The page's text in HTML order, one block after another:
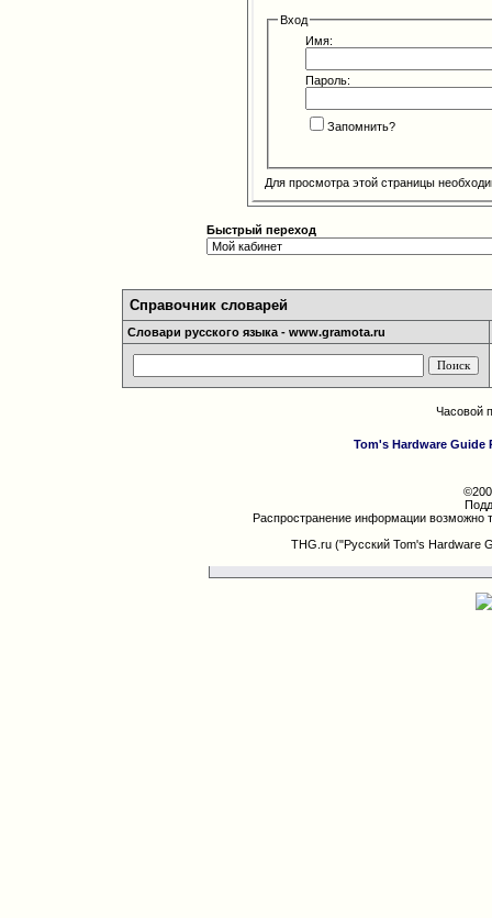
Вход
Имя:
Пароль:
Запомнить?
Для просмотра этой страницы
Быстрый переход
Справочник словарей
Словари русского языка - www.gramota.ru
Часовой
Tom's Hardware Guide
Распространение информации возможно
THG.ru ("Русский Tom's Hardware